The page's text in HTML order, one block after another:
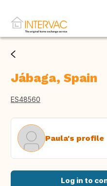
Jábaga, Spain
ES48560
Paula's profile
Log in to